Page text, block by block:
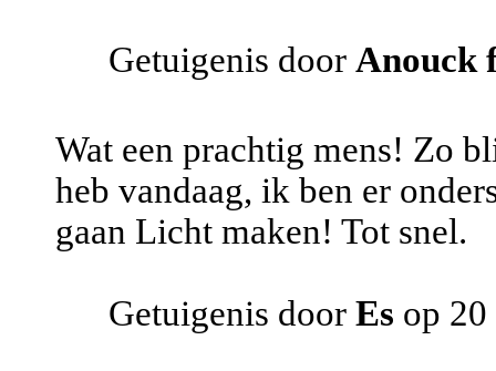
Getuigenis door Anouck
Wat een prachtig mens! Zo
heb vandaag, ik ben er
gaan Licht maken! Tot snel.
Getuigenis door Es op 20